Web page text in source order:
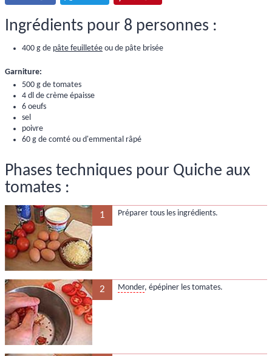
Ingrédients pour 8 personnes :
400 g de pâte feuilletée ou de pâte brisée
Garniture:
500 g de tomates
4 dl de crème épaisse
6 oeufs
sel
poivre
60 g de comté ou d'emmental râpé
Phases techniques pour Quiche aux
tomates :
1 Préparer tous les ingrédients.
2 Monder, épépiner les tomates.